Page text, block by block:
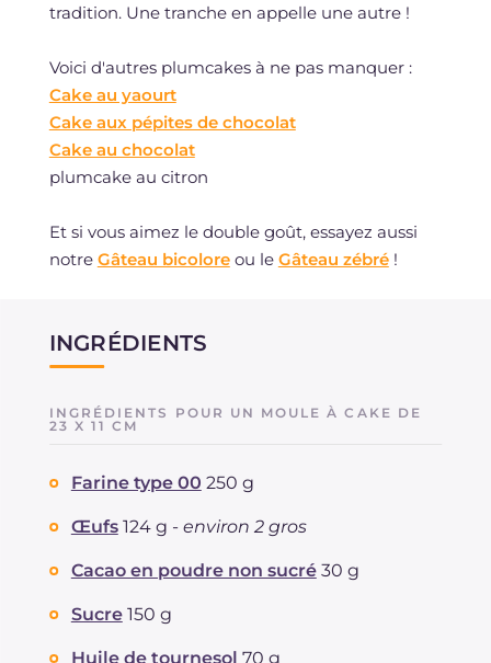
tradition. Une tranche en appelle une autre !
Voici d'autres plumcakes à ne pas manquer :
Cake au yaourt
Cake aux pépites de chocolat
Cake au chocolat
plumcake au citron
Et si vous aimez le double goût, essayez aussi
notre Gâteau bicoloreou le Gâteau zébré!
INGRÉDIENTS
INGRÉDIENTS POUR UN MOULE À CAKE DE
23 X 11 CM
Farine type 00 250 g
Œufs 124 g - environ 2 gros
Cacao en poudre non sucré 30 g
Sucre 150 g
Huile de tournesol 70 g